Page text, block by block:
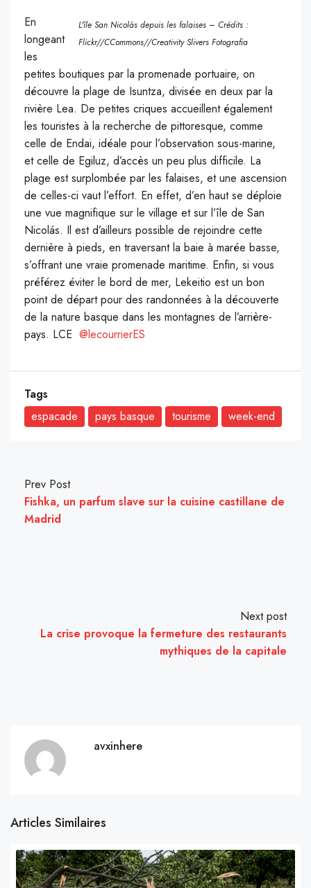
L'île San Nicolás depuis les falaises – Crédits :
Flickr//CCommons//Creativity Slivers Fotografia
En
longeant
les
petites boutiques par la promenade portuaire, on
découvre la plage de Isuntza, divisée en deux par la
rivière Lea. De petites criques accueillent également
les touristes à la recherche de pittoresque, comme
celle de Endai, idéale pour l’observation sous-marine,
et celle de Egiluz, d’accès un peu plus difficile. La
plage est surplombée par les falaises, et une ascension
de celles-ci vaut l’effort. En effet, d’en haut se déploie
une vue magnifique sur le village et sur l’île de San
Nicolás. Il est d’ailleurs possible de rejoindre cette
dernière à pieds, en traversant la baie à marée basse,
s’offrant une vraie promenade maritime. Enfin, si vous
préférez éviter le bord de mer, Lekeitio est un bon
point de départ pour des randonnées à la découverte
de la nature basque dans les montagnes de l’arrière-
pays. LCE @lecourrierES
Tags
espacade
pays basque tourisme week-end
Prev Post
Fishka, un parfum slave sur la cuisine castillane de
Madrid
Next post
La crise provoque la fermeture des restaurants
mythiques de la capitale
avxinhere
Articles Similaires